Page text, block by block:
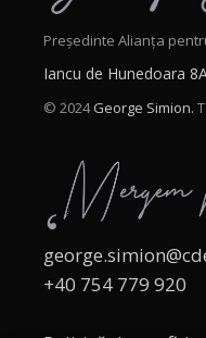
Președinte Alianța
Iancu de Hunedoara
© 2024George Simion.
+40 754 779 920